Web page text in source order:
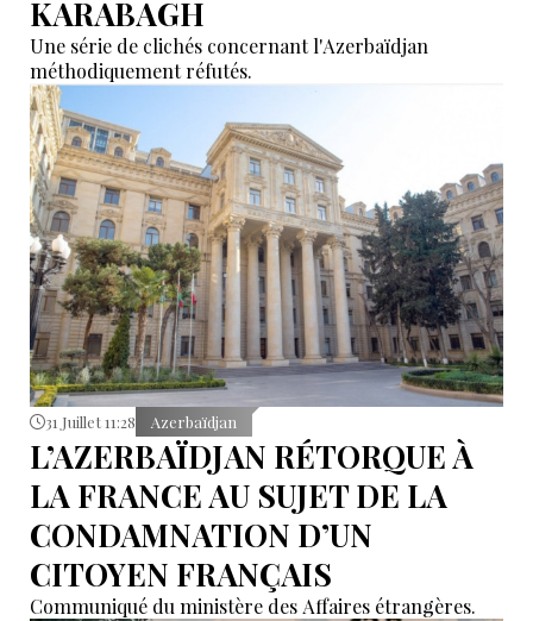
KARABAGH
Une série de clichés concernant l'Azerbaïdjan
méthodiquement réfutés.
31 Juillet 11:28 Azerbaïdjan
L’AZERBAÏDJAN RÉTORQUE À
LA FRANCE AU SUJET DE LA
CONDAMNATION D’UN
CITOYEN FRANÇAIS
Communiqué du ministère des Affaires étrangères.